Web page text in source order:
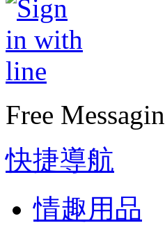
Free
快捷導航
情趣用品